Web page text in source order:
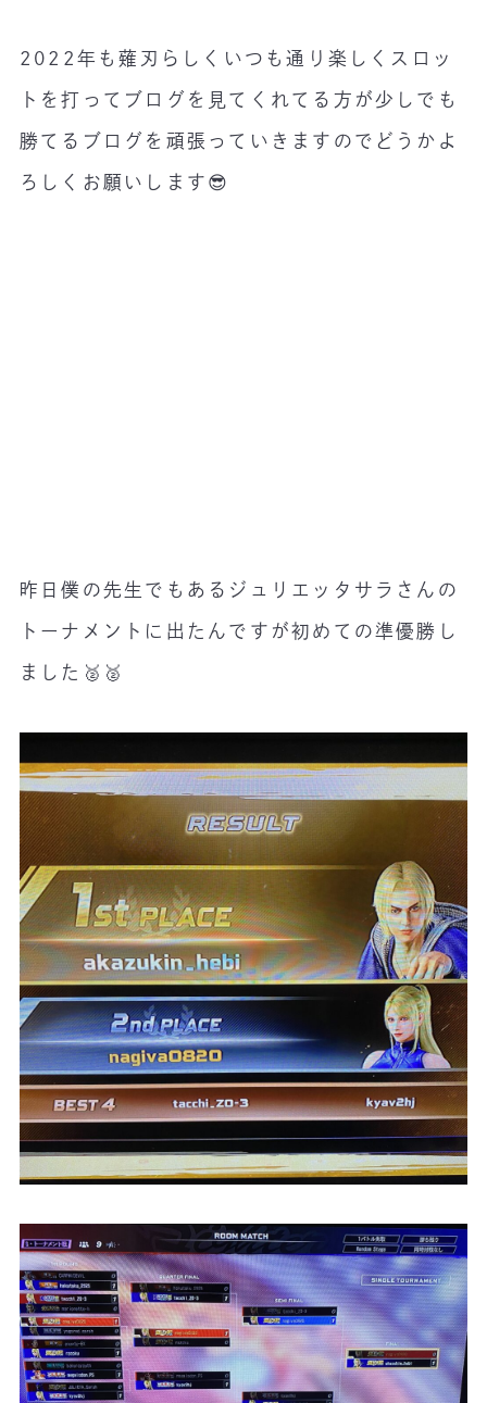
2022年も薙刃らしくいつも通り楽しくスロッ
トを打ってブログを見てくれてる方が少しでも
勝てるブログを頑張っていきますのでどうかよ
ろしくお願いします😎
昨日僕の先生でもあるジュリエッタサラさんの
トーナメントに出たんですが初めての準優勝し
ました🥈🥈